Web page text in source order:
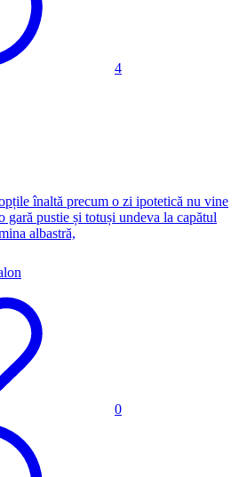
4
înaltă precum o zi ipotetică nu vine
pustie și totuși undeva la capătul
albastră,
0